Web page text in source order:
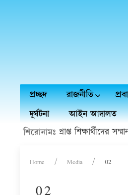
প্রচ্ছদ রাজনীতি
দুর্ঘটনা
আইন আদালত
শিরোনামঃ
বৃত্তি প্রাপ্ত শিক্ষার্থীদের সম্মাননা
Home Media 02
02